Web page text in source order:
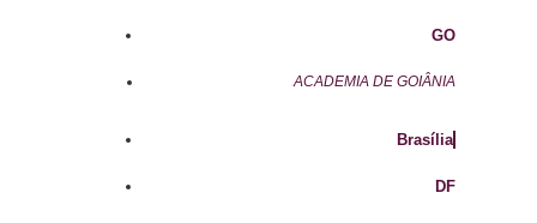
GO
ACADEMIA DE GOIÂNIA
Brasília
DF